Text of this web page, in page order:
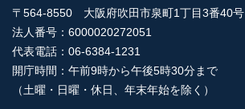
〒564-8550 大阪府吹田市泉町1丁目3番40号
法人番号：6000020272051
代表電話：06-6384-1231
開庁時間：午前9時から午後5時30分まで
（土曜・日曜・休日、年末年始を除く）